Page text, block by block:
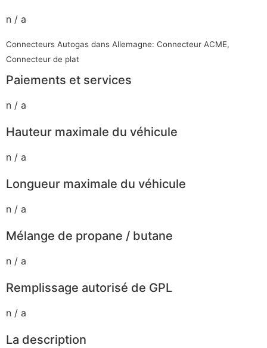
n / a
Connecteurs Autogas dans Allemagne: Connecteur ACME,
Connecteur de plat
Paiements et services
n / a
Hauteur maximale du véhicule
n / a
Longueur maximale du véhicule
n / a
Mélange de propane / butane
n / a
Remplissage autorisé de GPL
n / a
La description